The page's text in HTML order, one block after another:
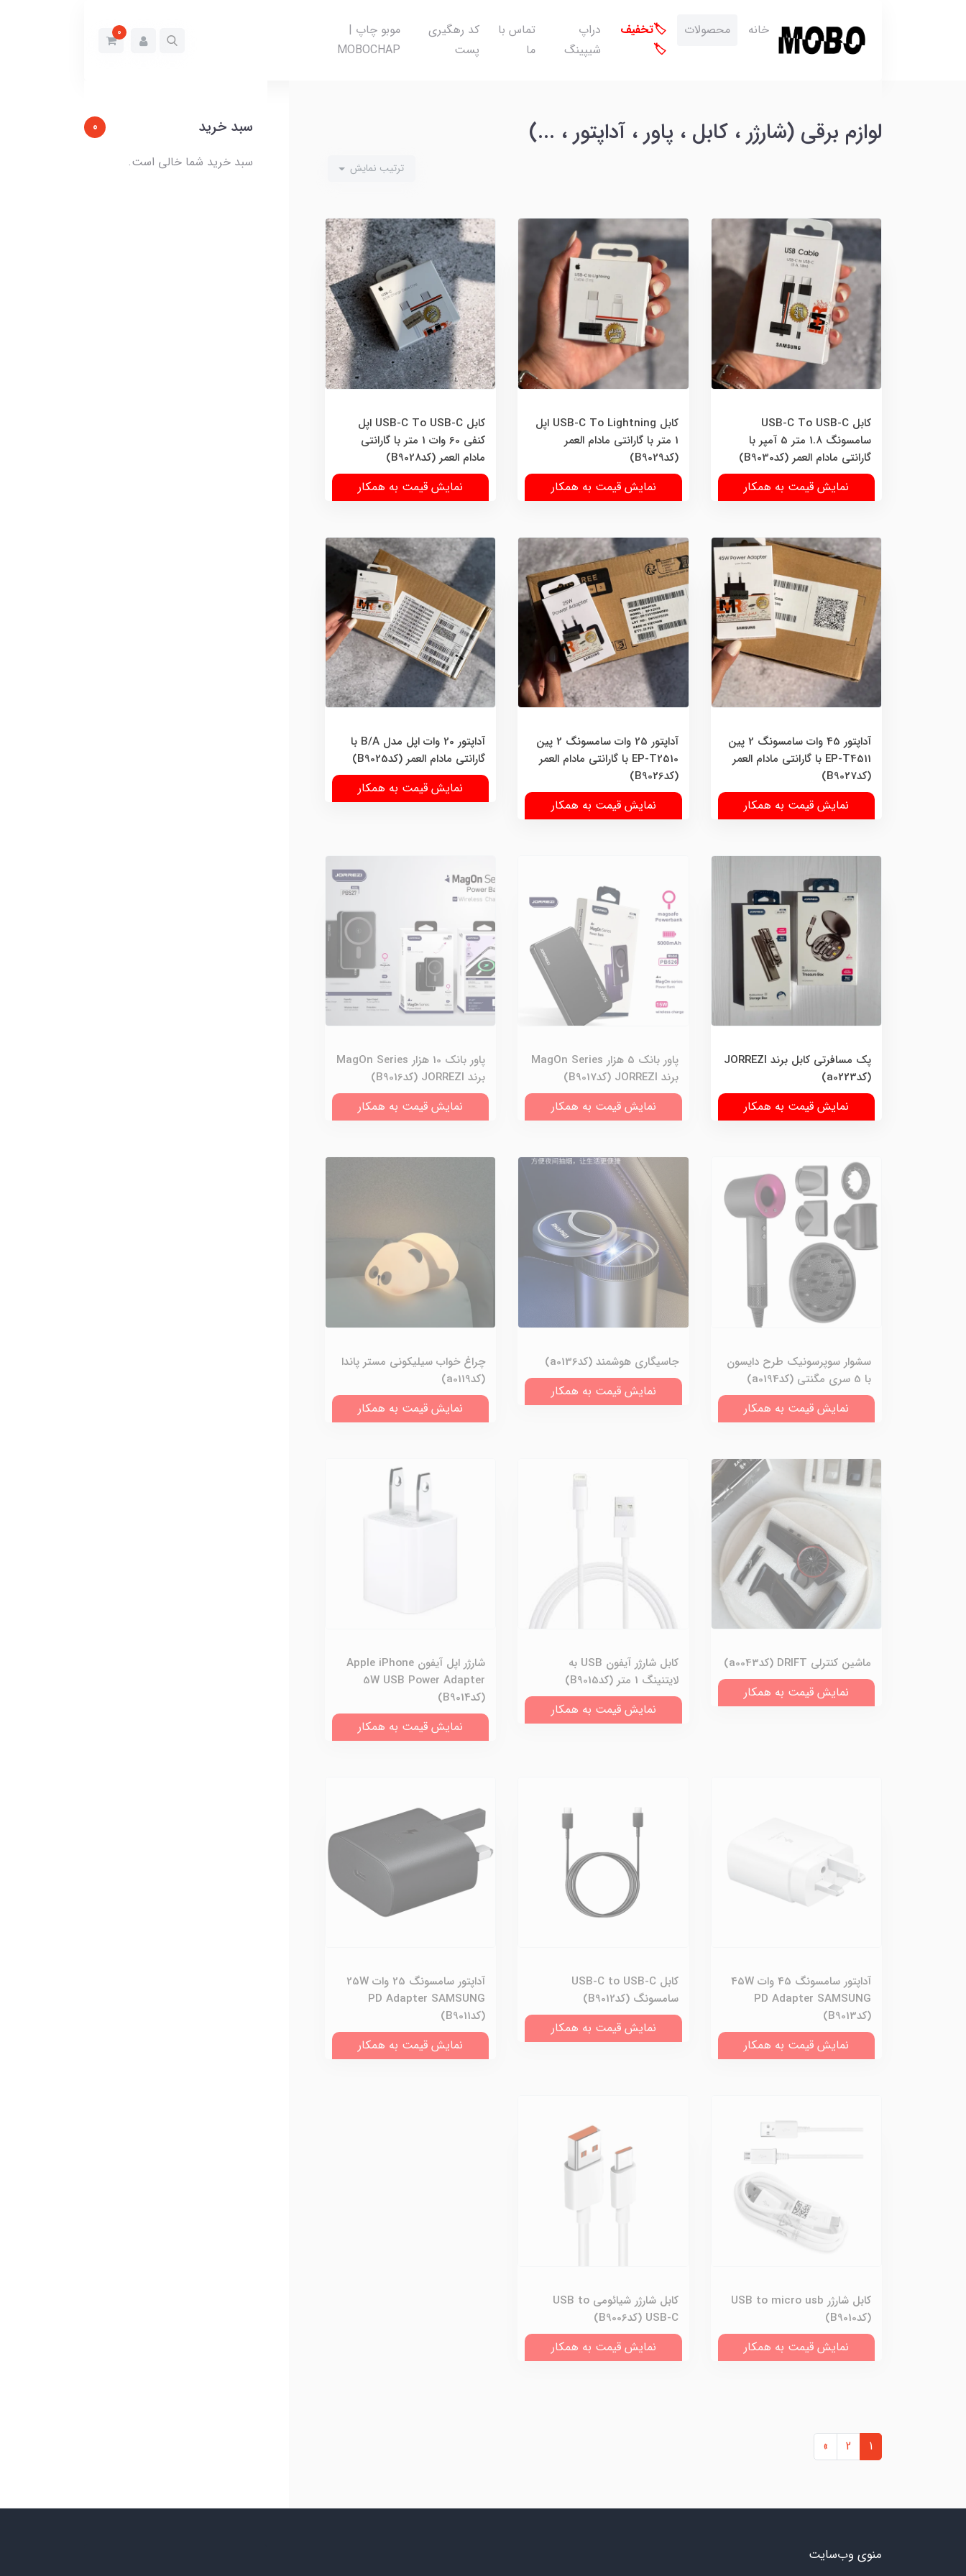
خانه محصولات
🏷️تخفیف
🏷️
دراپ
شیپینگ
تماس با
ما
کد رهگیری
پست
موبو چاپ |
MOBOCHAP
0
لوازم برقی (شارژر ، کابل ، پاور ، آداپتور ، ...)
ترتیب نمایش
کابل USB-C To USB-C
سامسونگ 1.8 متر 5 آمپر با
گارانتی مادام العمر (کدB9030)
نمایش قیمت به همکار
کابل USB-C To Lightning اپل
1 متر با گارانتی مادام العمر
(کدB9029)
نمایش قیمت به همکار
کابل USB-C To USB-C اپل
کنفی 60 وات 1 متر با گارانتی
مادام العمر (کدB9028)
نمایش قیمت به همکار
آداپتور 45 وات سامسونگ 2 پین
EP-T4511 با گارانتی مادام العمر
(کدB9027)
نمایش قیمت به همکار
آداپتور 25 وات سامسونگ 2 پین
EP-T2510 با گارانتی مادام العمر
(کدB9026)
نمایش قیمت به همکار
آداپتور 20 وات اپل مدل B/A با
گارانتی مادام العمر (کدB9025)
نمایش قیمت به همکار
پک مسافرتی کابل برند JORREZI
(کدa0223)
نمایش قیمت به همکار
پاور بانک 5 هزار MagOn Series
برند JORREZI (کدB9017)
نمایش قیمت به همکار
پاور بانک 10 هزار MagOn Series
برند JORREZI (کدB9016)
نمایش قیمت به همکار
سشوار سوپرسونیک طرح دایسون
با 5 سری مگنتی (کدa0194)
نمایش قیمت به همکار
جاسیگاری هوشمند (کدa0136)
نمایش قیمت به همکار
چراغ خواب سیلیکونی مستر پاندا
(کدa0119)
نمایش قیمت به همکار
ماشین کنترلی DRIFT (کدa0043)
نمایش قیمت به همکار
کابل شارژر آیفون USB به
لایتنینگ 1 متر (کدB9015)
نمایش قیمت به همکار
شارژر اپل آیفون Apple iPhone
5W USB Power Adapter
(کدB9014)
نمایش قیمت به همکار
آداپتور سامسونگ 45 وات 45W
PD Adapter SAMSUNG
(کدB9013)
نمایش قیمت به همکار
کابل USB-C to USB-C
سامسونگ (کدB9012)
نمایش قیمت به همکار
آداپتور سامسونگ 25 وات 25W
PD Adapter SAMSUNG
(کدB9011)
نمایش قیمت به همکار
کابل شارژر USB to micro usb
(کدB9010)
نمایش قیمت به همکار
کابل شارژر شیائومی USB to
USB-C (کدB9006)
نمایش قیمت به همکار
1
2
»
سبد خرید
0
سبد خرید شما خالی است.
منوی وب‌سایت